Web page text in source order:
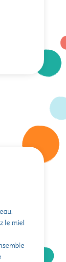
le miel